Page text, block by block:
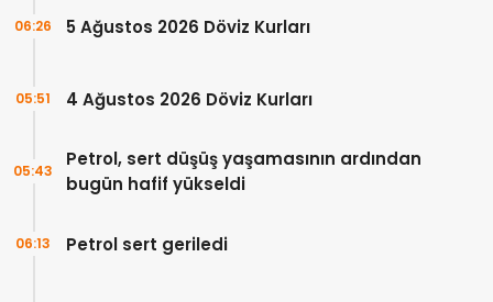
5 Ağustos 2026 Döviz Kurları
06:26
4 Ağustos 2026 Döviz Kurları
05:51
Petrol, sert düşüş yaşamasının ardından
bugün hafif yükseldi
05:43
Petrol sert geriledi
06:13